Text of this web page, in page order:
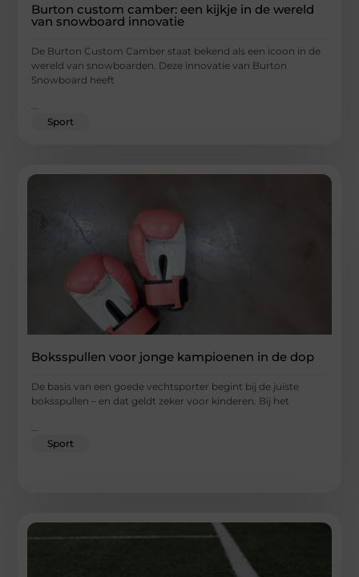
Burton custom camber: een kijkje in de wereld
van snowboard innovatie
De Burton Custom Camber staat bekend als een icoon in de
wereld van snowboarden. Deze innovatie van Burton
Snowboard heeft
...
Sport
Boksspullen voor jonge kampioenen in de dop
De basis van een goede vechtsporter begint bij de juiste
boksspullen – en dat geldt zeker voor kinderen. Bij het
Sport